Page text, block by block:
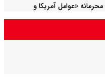
«عوامل آمریکا و